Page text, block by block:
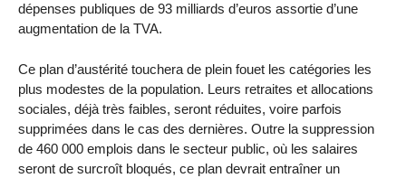
dépenses publiques de 93 milliards d’euros assortie d’une
augmentation de la TVA.
Ce plan d’austérité touchera de plein fouet les catégories les
plus modestes de la population. Leurs retraites et allocations
sociales, déjà très faibles, seront réduites, voire parfois
supprimées dans le cas des dernières. Outre la suppression
de 460 000 emplois dans le secteur public, où les salaires
seront de surcroît bloqués, ce plan devrait entraîner un